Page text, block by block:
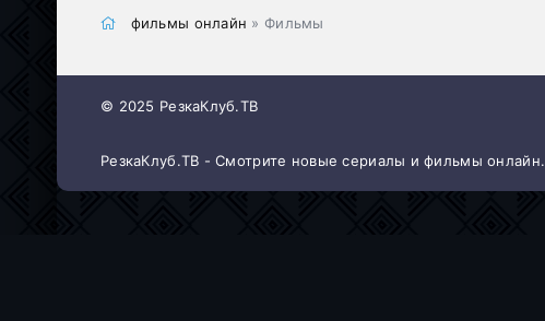
фильмы онлайн » Фильмы
© 2025 РезкаКлуб.ТВ
РезкаКлуб.ТВ - Смотрите новые сериалы и фильмы онлайн.